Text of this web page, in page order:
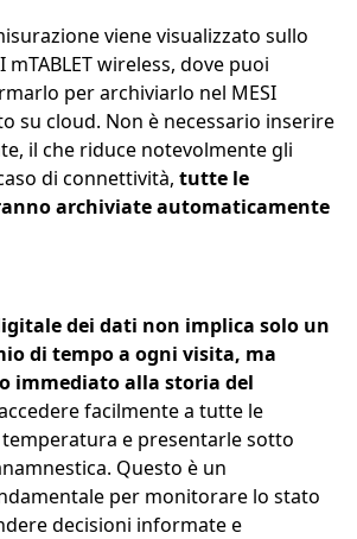
viene visualizzato sullo
mTABLET wireless, dove puoi
per archiviarlo nel MESI
su cloud. Non è necessario inserire
il che riduce notevolmente gli
di connettività, tutte le
archiviate automaticamente
dei dati non implica solo un
di tempo a ogni visita, ma
immediato alla storia del
facilmente a tutte le
e presentarle sotto
Questo è un
per monitorare lo stato
decisioni informate e